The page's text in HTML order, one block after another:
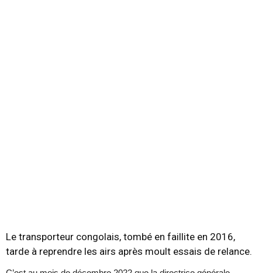
Le transporteur congolais, tombé en faillite en 2016,
tarde à reprendre les airs après moult essais de relance.